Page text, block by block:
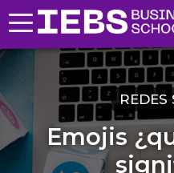
REDES
Emojis